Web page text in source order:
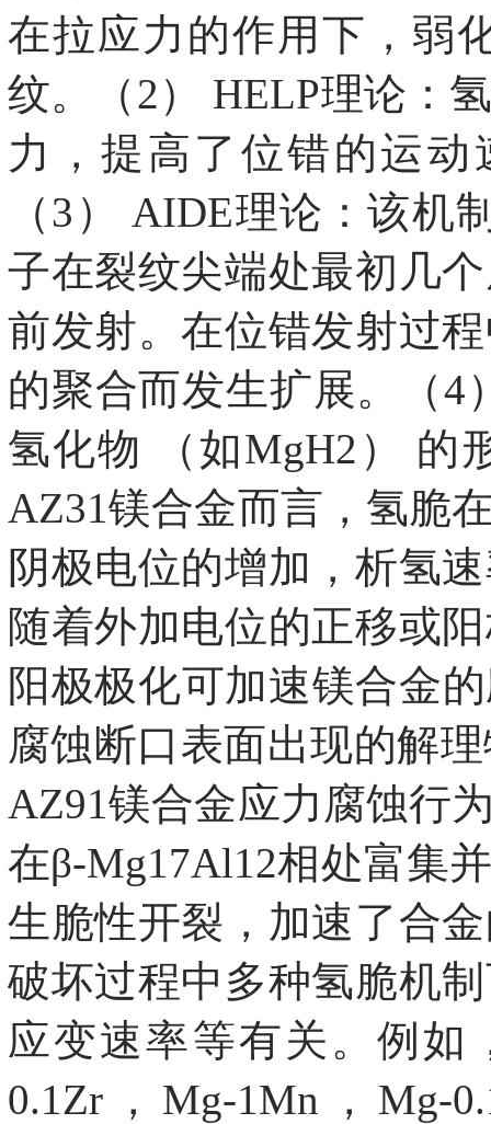
在拉应力的作用下，弱
纹。（2） HELP理论：
力，提高了位错的运
（3） AIDE理论：该
子在裂纹尖端处最初几
前发射。在位错发射过
的聚合而发生扩展。（4
氢化物 （如MgH2） 的
AZ31镁合金而言，氢脆
阴极电位的增加，析氢
随着外加电位的正移或
阳极极化可加速镁合金
腐蚀断口表面出现的解
AZ91镁合金应力腐蚀行
在β-Mg17Al12相处富集
生脆性开裂，加速了合
破坏过程中多种氢脆机
应变速率等有关。例如
0.1Zr，Mg-1Mn，Mg-